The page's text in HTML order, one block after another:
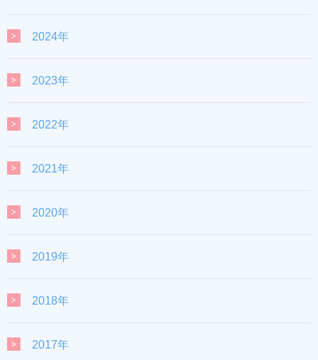
2024年
2023年
2022年
2021年
2020年
2019年
2018年
2017年